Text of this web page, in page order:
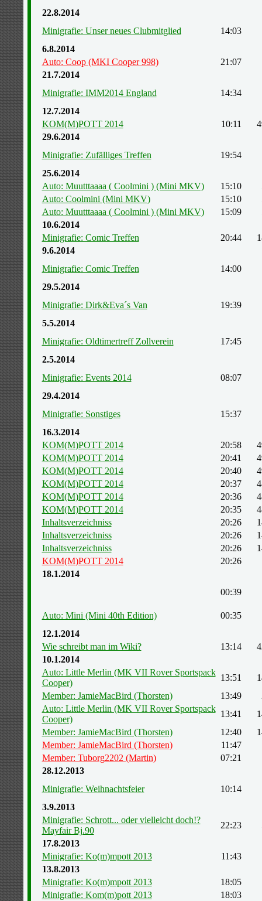
22.8.2014
Minigrafie: Unser neues Clubmitglied
14:03
6.8.2014
Auto: Coop (MKI Cooper 998)
21:07
21.7.2014
Minigrafie: IMM2014 England
14:34
12.7.2014
KOM(M)POTT 2014
10:11
29.6.2014
Minigrafie: Zufälliges Treffen
19:54
25.6.2014
Auto: Muutttaaaa ( Coolmini ) (Mini MKV)
15:10
Auto: Coolmini (Mini MKV)
15:10
Auto: Muutttaaaa ( Coolmini ) (Mini MKV)
15:09
10.6.2014
Minigrafie: Comic Treffen
20:44
9.6.2014
Minigrafie: Comic Treffen
14:00
29.5.2014
Minigrafie: Dirk&Eva´s Van
19:39
5.5.2014
Minigrafie: Oldtimertreff Zollverein
17:45
2.5.2014
Minigrafie: Events 2014
08:07
29.4.2014
Minigrafie: Sonstiges
15:37
16.3.2014
KOM(M)POTT 2014
20:58
KOM(M)POTT 2014
20:41
KOM(M)POTT 2014
20:40
KOM(M)POTT 2014
20:37
KOM(M)POTT 2014
20:36
KOM(M)POTT 2014
20:35
Inhaltsverzeichniss
20:26
Inhaltsverzeichniss
20:26
Inhaltsverzeichniss
20:26
KOM(M)POTT 2014
20:26
18.1.2014
00:39
Auto: Mini (Mini 40th Edition)
00:35
12.1.2014
Wie schreibt man im Wiki?
13:14
10.1.2014
Auto: Little Merlin (MK VII Rover Sportspack
Cooper)
13:51
Member: JamieMacBird (Thorsten)
13:49
Auto: Little Merlin (MK VII Rover Sportspack
Cooper)
13:41
Member: JamieMacBird (Thorsten)
12:40
Member: JamieMacBird (Thorsten)
11:47
Member: Tuborg2202 (Martin)
07:21
28.12.2013
Minigrafie: Weihnachtsfeier
10:14
3.9.2013
Minigrafie: Schrott... oder vielleicht doch!?
Mayfair Bj.90
22:23
17.8.2013
Minigrafie: Ko(m)mpott 2013
11:43
13.8.2013
Minigrafie: Ko(m)mpott 2013
18:05
Minigrafie: Kom(m)pott 2013
18:03